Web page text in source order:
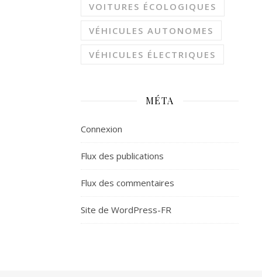
VOITURES ÉCOLOGIQUES
VÉHICULES AUTONOMES
VÉHICULES ÉLECTRIQUES
MÉTA
Connexion
Flux des publications
Flux des commentaires
Site de WordPress-FR